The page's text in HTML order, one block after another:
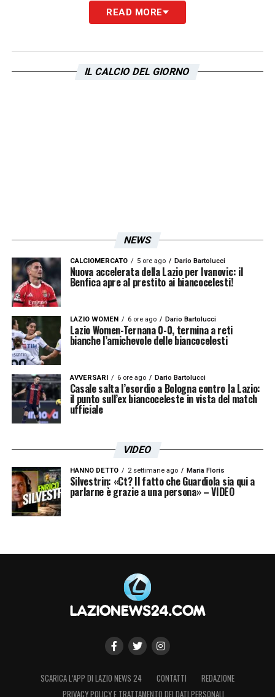
Milik Lazio, decisione rinviata alle
Al momento non risultano accordi chiusi, ma
LA PLAYLIST DELLE NOSTRE TOP NEWS
READ MORE
IL CALCIO DEL GIORNO
NEWS
CALCIOMERCATO 5 ore ago Dario Bartolucci
Nuova accelerata della Lazio per Ivanovic: il
Benfica apre al prestito ai biancocelesti!
LAZIO WOMEN 6 ore ago Dario Bartolucci
Lazio Women-Ternana 0-0, termina a reti
bianche l’amichevole delle biancocelesti
AVVERSARI 6 ore ago Dario Bartolucci
Casale salta l’esordio a Bologna contro la Lazio:
il punto sull’ex biancoceleste in vista del match
ufficiale
VIDEO
HANNO DETTO 2 settimane ago Maria Floris
Silvestrin: «Ct? Il fatto che Guardiola sia qui a
parlarne è grazie a una persona» – VIDEO
SCARICA L’APP DI LAZIO NEWS 24 CONTATTI
REDAZIONE
PRIVACY POLICY E TRATTAMENTO DEI DATI PERSONALI